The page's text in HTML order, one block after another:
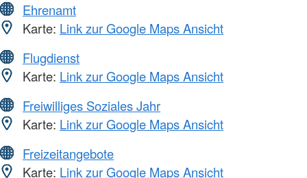
Ehrenamt
Karte: Link zur Google Maps Ansicht
Flugdienst
Karte: Link zur Google Maps Ansicht
Freiwilliges Soziales Jahr
Karte: Link zur Google Maps Ansicht
Freizeitangebote
Karte: Link zur Google Maps Ansicht